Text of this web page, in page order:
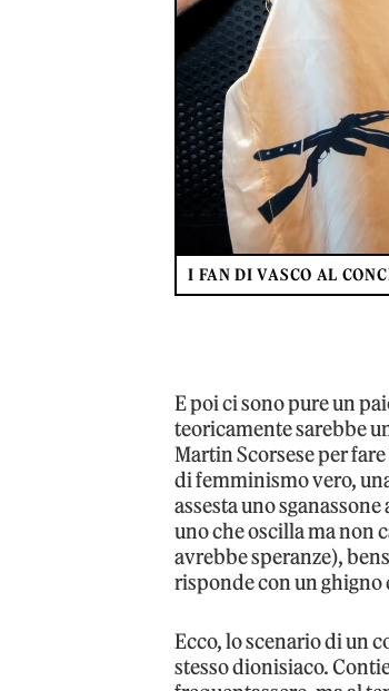
I FAN DI VASCO AL
E poi ci sono pure un
teoricamente sarebbe
Martin Scorsese per
di femminismo vero,
assesta uno
uno che oscilla ma non
avrebbe speranze),
risponde con un ghigno
Ecco, lo scenario di un
stesso dionisiaco.